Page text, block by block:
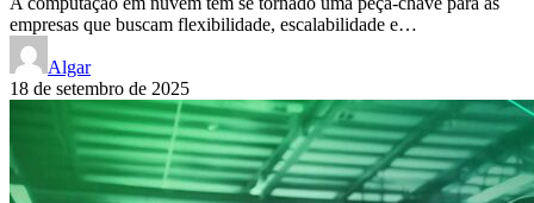
empresas que buscam flexibilidade, escalabilidade e…
Algar
18 de setembro de 2025